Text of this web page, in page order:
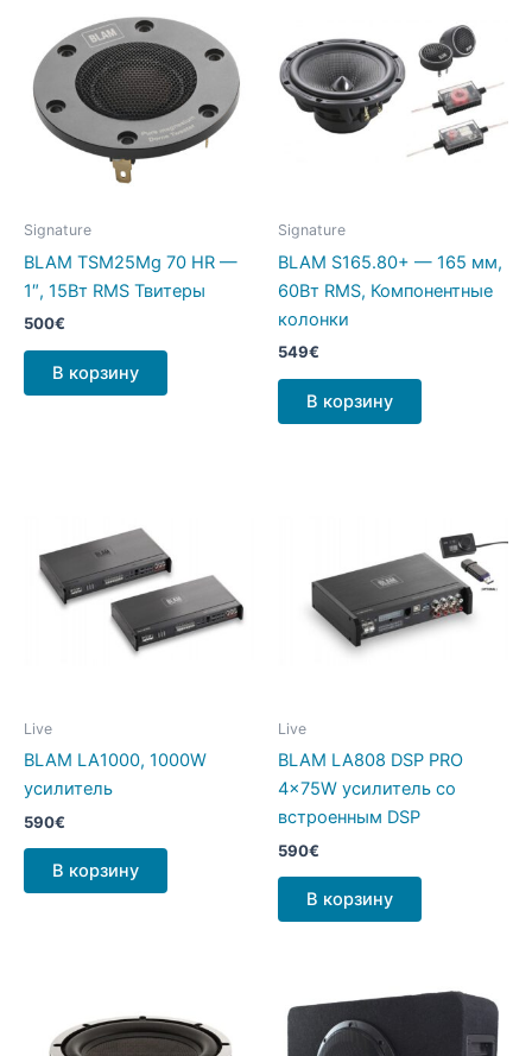
Signature
BLAM TSM25Mg 70 HR —
1″, 15Вт RMS Твитеры
500€
В корзину
Signature
BLAM S165.80+ — 165 мм,
60Вт RMS, Компонентные
колонки
549€
В корзину
Live
BLAM LA1000, 1000W
усилитель
590€
В корзину
Live
BLAM LA808 DSP PRO
4x75W усилитель со
встроенным DSP
590€
В корзину